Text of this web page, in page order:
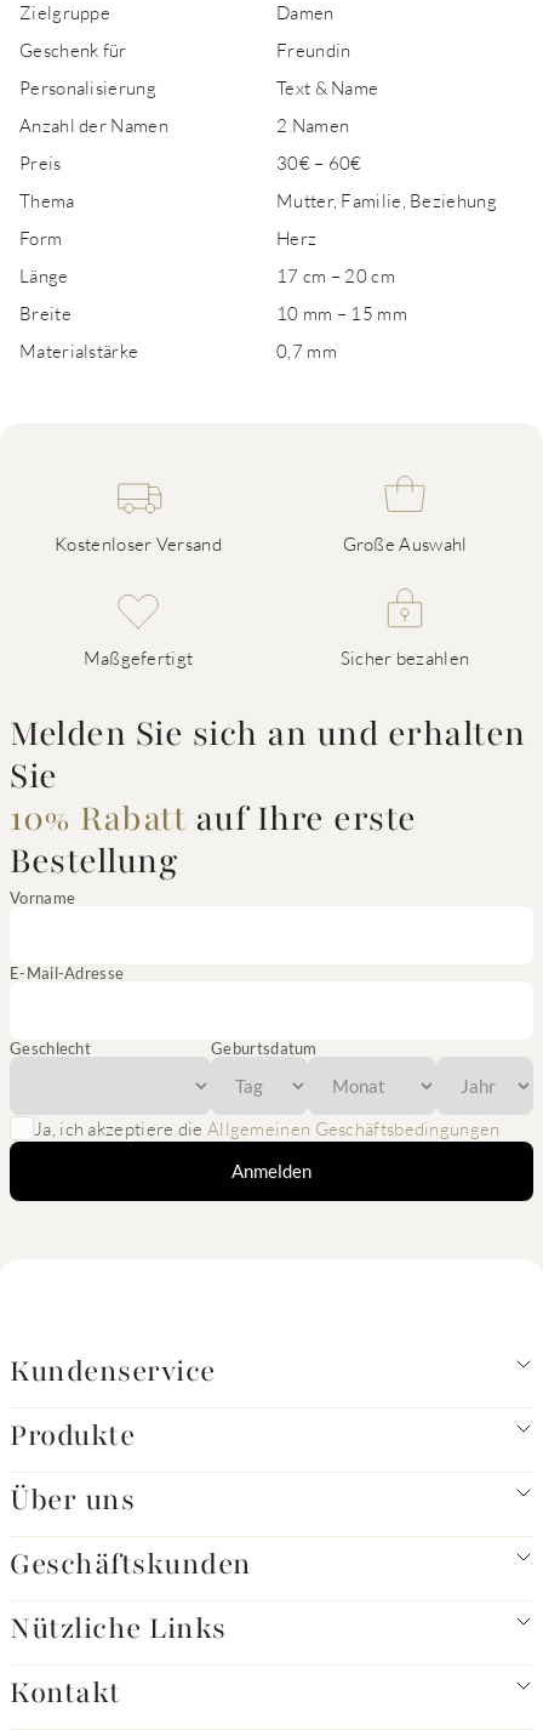
Zielgruppe
Damen
Geschenk für
Freundin
Personalisierung
Text & Name
Anzahl der Namen
2 Namen
Preis
30€ – 60€
Thema
Mutter, Familie, Beziehung
Form
Herz
Länge
17 cm – 20 cm
Breite
10 mm – 15 mm
Materialstärke
0,7 mm
Kostenloser Versand Große Auswahl
Maßgefertigt Sicher bezahlen
Melden Sie sich an und erhalten
Sie
10% Rabatt auf Ihre erste
Bestellung
Vorname
E-Mail-Adresse
Geschlecht Geburtsdatum
Ja, ich akzeptiere die Allgemeinen Geschäftsbedingungen
Anmelden
Kundenservice
Produkte
Über uns
Geschäftskunden
Nützliche Links
Kontakt